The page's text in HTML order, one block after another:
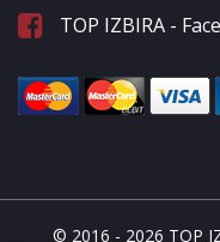
TOP IZBIRA -
© 2016 - 2026 TOP